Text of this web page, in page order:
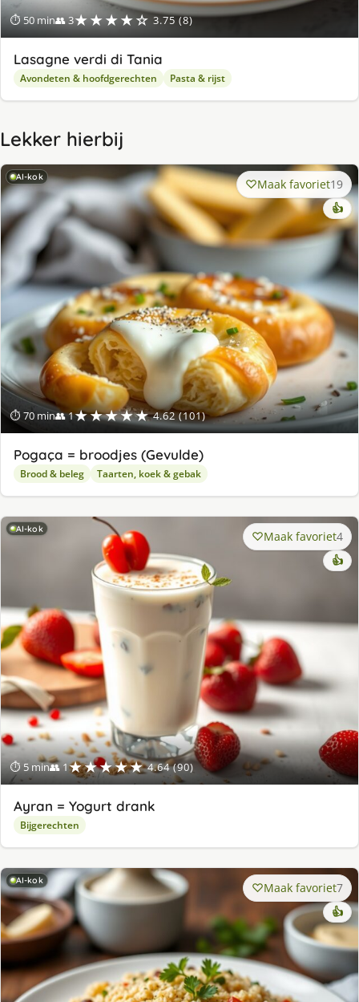
⏱ 50 min👥 3★★★★☆ 3.75 (8)
Lasagne verdi di Tania
Avondeten & hoofdgerechten Pasta & rijst
Lekker hierbij
AI-kok
⏱ 70 min👥 1★★★★★ 4.62 (101)
Maak favoriet19
👍
Pogaça = broodjes (Gevulde)
Brood & beleg Taarten, koek & gebak
AI-kok
⏱ 5 min👥 1★★★★★ 4.64 (90)
Maak favoriet4
👍
Ayran = Yogurt drank
Bijgerechten
AI-kok Maak favoriet7
👍